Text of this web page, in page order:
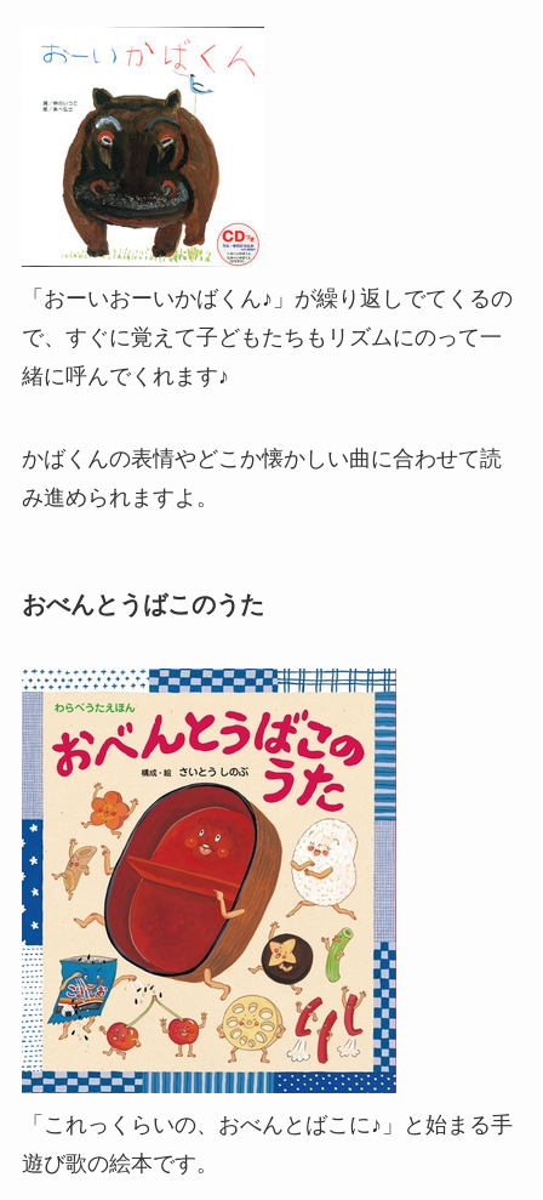
「おーいおーいかばくん♪」が繰り返しでてくるの
で、すぐに覚えて子どもたちもリズムにのって一
緒に呼んでくれます♪
かばくんの表情やどこか懐かしい曲に合わせて読
み進められますよ。
おべんとうばこのうた
「これっくらいの、おべんとばこに♪」と始まる手
遊び歌の絵本です。